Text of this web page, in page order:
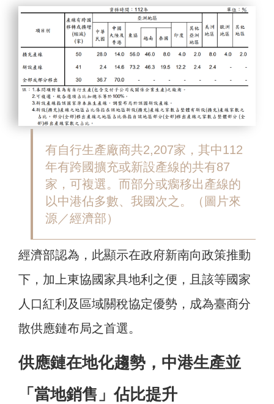
有自行生產廠商共2,207家，其中112
年有跨國擴充或新設產線的共有87
家，可複選。而部分或瘸移出產線的
以中港佔多數、我國次之。（圖片來
源／經濟部）
經濟部認為，此顯示在政府新南向政策推動
下，加上東協國家具地利之便，且該等國家
人口紅利及區域關稅協定優勢，成為臺商分
散供應鏈布局之首選。
供應鏈在地化趨勢，中港生產並
「當地銷售」佔比提升